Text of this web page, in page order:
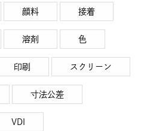
顔料 接着
溶剤 色
印刷 スクリーン
寸法公差
VDI